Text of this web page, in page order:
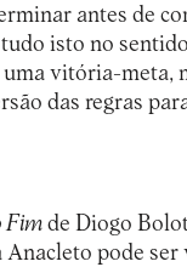
antes de
isto no
uma vitória-meta,
das regras
Fimde Diogo
pode ser